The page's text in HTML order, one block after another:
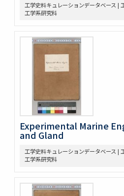
工学史料キュレーションデータベース |
工学系研究科
Experimental Marine
and Gland
工学史料キュレーションデータベース |
工学系研究科